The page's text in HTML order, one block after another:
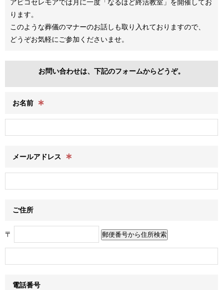
アビコセレモアでは月に一度「なるほど終活教室」を開催してお
ります。
このような葬儀のマナーのお話しも取り入れておりますので、
どうぞお気軽にご参加くださいませ。
お問い合わせは、下記のフォームからどうぞ。
お名前 ∗
メールアドレス ∗
ご住所
〒
電話番号